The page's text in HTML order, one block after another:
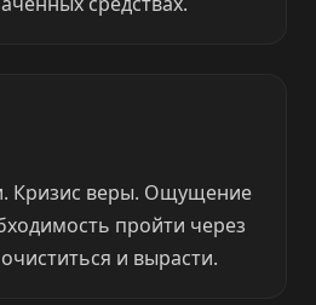
Кризис веры. Ощущение
пройти через
и вырасти.